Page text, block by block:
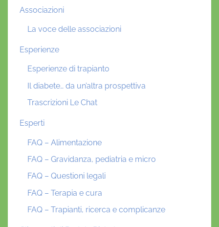
Associazioni
La voce delle associazioni
Esperienze
Esperienze di trapianto
Il diabete… da un’altra prospettiva
Trascrizioni Le Chat
Esperti
FAQ – Alimentazione
FAQ – Gravidanza, pediatria e micro
FAQ – Questioni legali
FAQ – Terapia e cura
FAQ – Trapianti, ricerca e complicanze